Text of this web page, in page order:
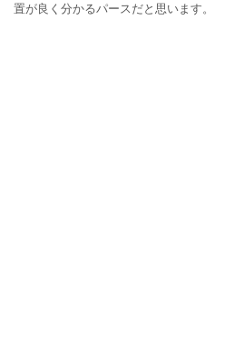
置が良く分かるパースだと思います。